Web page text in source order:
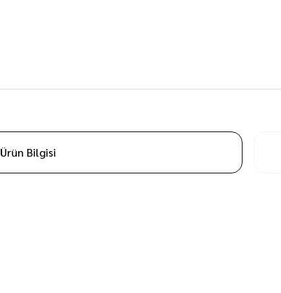
Ürün Bilgisi